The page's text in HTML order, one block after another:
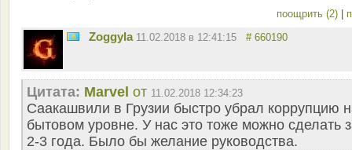
поощрить (2)
Zoggyla 11.02.2018 в 12:41:15 # 660190
Цитата: Marvel от 11.02.2018 12:34:23
Саакашвили в Грузии быстро убрал коррупцию
бытовом уровне. У нас это тоже можно сделать
2-3 года. Было бы желание руководства.